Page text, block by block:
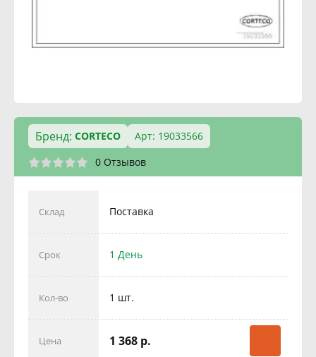
Бренд: CORTECO
Арт: 19033566
0 Отзывов
Склад Поставка
Срок 1 День
Кол-во 1 шт.
Цена 1 368 р.